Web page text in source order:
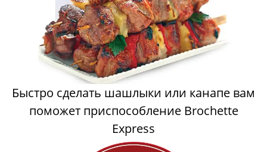
Быстро сделать шашлыки или канапе вам
поможет приспособление Brochette
Express